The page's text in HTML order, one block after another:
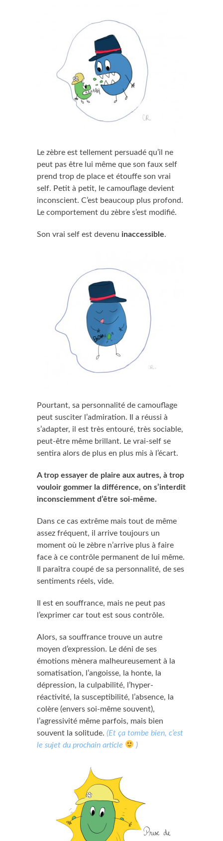
Le zèbre est tellement persuadé qu’il ne
peut pas être lui même que son faux self
prend trop de place et étouffe son vrai
self. Petit à petit, le camouflage devient
inconscient. C’est beaucoup plus profond.
Le comportement du zèbre s’est modifié.
Son vrai self est devenu inaccessible.
Pourtant, sa personnalité de camouflage
peut susciter l’admiration. Il a réussi à
s’adapter, il est très entouré, très sociable,
peut-être même brillant. Le vrai-self se
sentira alors de plus en plus mis à l’écart.
A trop essayer de plaire aux autres, à trop
vouloir gommer la différence, on s’interdit
inconsciemment d’être soi-même.
Dans ce cas extrême mais tout de même
assez fréquent, il arrive toujours un
moment où le zèbre n’arrive plus à faire
face à ce contrôle permanent de lui même.
Il paraîtra coupé de sa personnalité, de ses
sentiments réels, vide.
Il est en souffrance, mais ne peut pas
l’exprimer car tout est sous contrôle.
Alors, sa souffrance trouve un autre
moyen d’expression. Le déni de ses
émotions mènera malheureusement à la
somatisation, l’angoisse, la honte, la
dépression, la culpabilité, l’hyper-
réactivité, la susceptibilité, l’absence, la
colère (envers soi-même souvent),
l’agressivité même parfois, mais bien
souvent la solitude. (Et ça tombe bien, c’est
le sujet du prochain article
)